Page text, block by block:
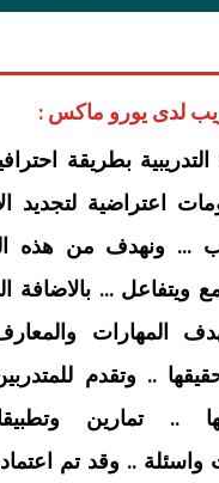
لدى يورو ماكس :
التدريبية بطريقة
اعتراضية لتجديد
… ونهدف من هذه
ويتفاعل … بالاضافة
المهارات
.. وتقدم
.. تمارين
.. وقد تم اعتماد